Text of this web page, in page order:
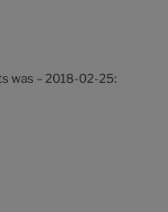
was – 2018-02-25: